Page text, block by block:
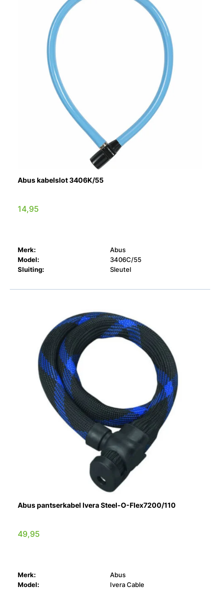
Abus kabelslot 3406K/55
14,95
Merk:
Abus
Model:
3406C/55
Sluiting:
Sleutel
Abus pantserkabel Ivera Steel-O-Flex7200/110
49,95
Merk:
Abus
Model:
Ivera Cable